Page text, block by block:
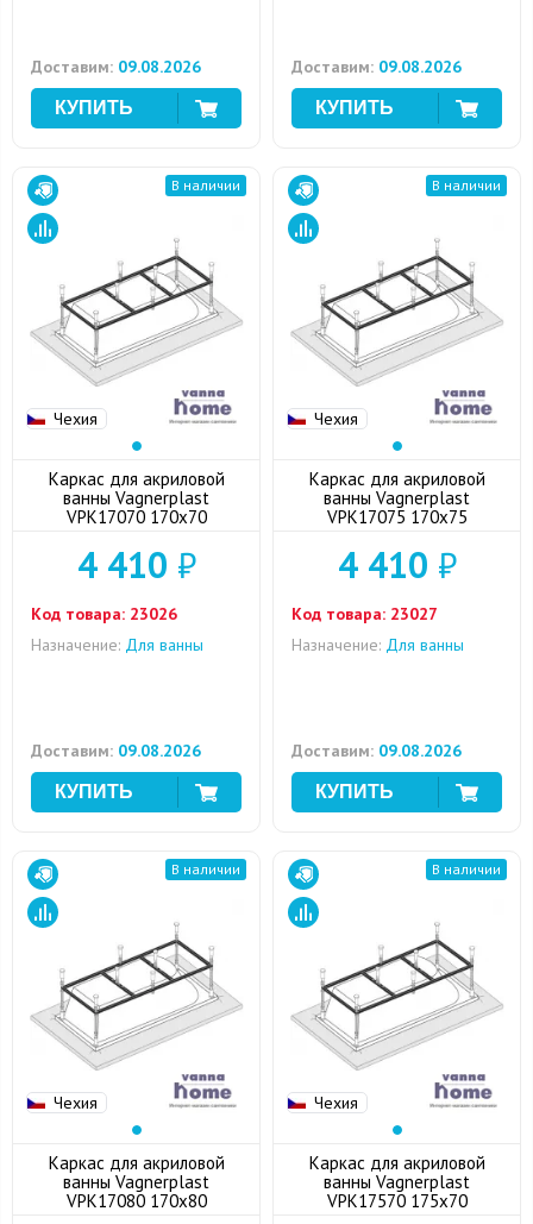
Доставим: 09.08.2026 Доставим: 09.08.2026
Чехия
В наличии
Каркас для акриловой
ванны Vagnerplast
VPK17070 170x70
4 410 ₽
Код товара: 23026
Назначение: Для ванны
Доставим: 09.08.2026
Чехия
В наличии
Каркас для акриловой
ванны Vagnerplast
VPK17075 170x75
4 410 ₽
Код товара: 23027
Назначение: Для ванны
Доставим: 09.08.2026
Чехия
В наличии
Каркас для акриловой
ванны Vagnerplast
VPK17080 170x80
Чехия
В наличии
Каркас для акриловой
ванны Vagnerplast
VPK17570 175x70